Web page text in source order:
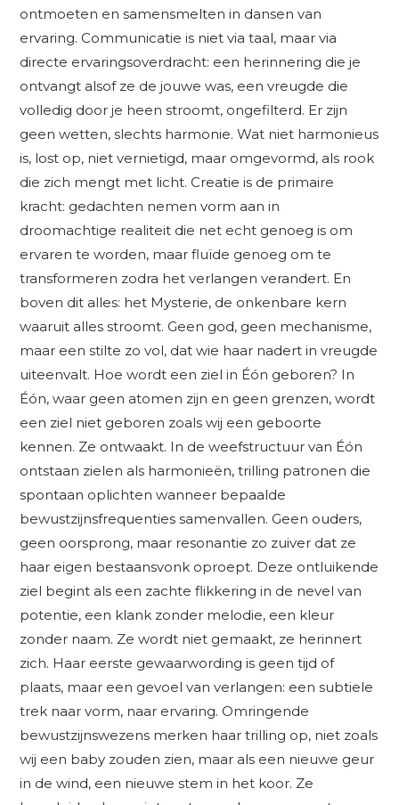
ontmoeten en samensmelten in dansen van
ervaring. Communicatie is niet via taal, maar via
directe ervaringsoverdracht: een herinnering die je
ontvangt alsof ze de jouwe was, een vreugde die
volledig door je heen stroomt, ongefilterd. Er zijn
geen wetten, slechts harmonie. Wat niet harmonieus
is, lost op, niet vernietigd, maar omgevormd, als rook
die zich mengt met licht. Creatie is de primaire
kracht: gedachten nemen vorm aan in
droomachtige realiteit die net echt genoeg is om
ervaren te worden, maar fluïde genoeg om te
transformeren zodra het verlangen verandert. En
boven dit alles: het Mysterie, de onkenbare kern
waaruit alles stroomt. Geen god, geen mechanisme,
maar een stilte zo vol, dat wie haar nadert in vreugde
uiteenvalt. Hoe wordt een ziel in Éón geboren? In
Éón, waar geen atomen zijn en geen grenzen, wordt
een ziel niet geboren zoals wij een geboorte
kennen. Ze ontwaakt. In de weefstructuur van Éón
ontstaan zielen als harmonieën, trilling patronen die
spontaan oplichten wanneer bepaalde
bewustzijnsfrequenties samenvallen. Geen ouders,
geen oorsprong, maar resonantie zo zuiver dat ze
haar eigen bestaansvonk oproept. Deze ontluikende
ziel begint als een zachte flikkering in de nevel van
potentie, een klank zonder melodie, een kleur
zonder naam. Ze wordt niet gemaakt, ze herinnert
zich. Haar eerste gewaarwording is geen tijd of
plaats, maar een gevoel van verlangen: een subtiele
trek naar vorm, naar ervaring. Omringende
bewustzijnswezens merken haar trilling op, niet zoals
wij een baby zouden zien, maar als een nieuwe geur
in de wind, een nieuwe stem in het koor. Ze